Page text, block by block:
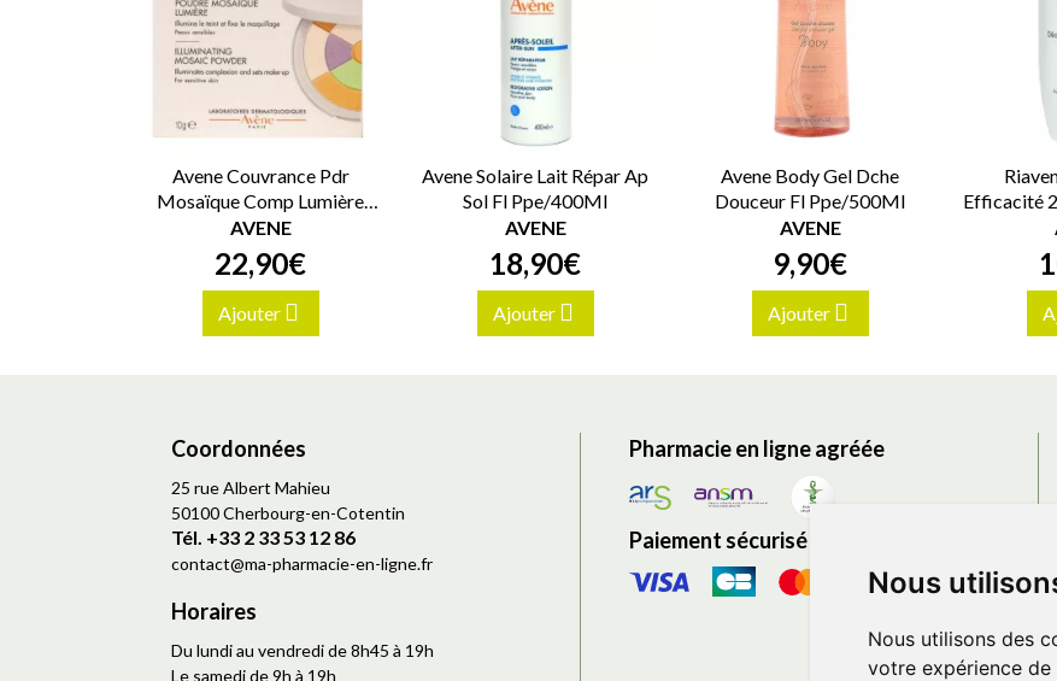
Nous
Nous utilisons des
votre expérience
Avene Couvrance Pdr
Mosaïque Comp Lumière
10G
AVENE
22,90€
Ajouter
Avene Solaire Lait Répar Ap
Sol Fl Ppe/400Ml
AVENE
18,90€
Ajouter
Avene Body Gel Dche
Douceur Fl Ppe/500Ml
AVENE
9,90€
Ajouter
Efficacité
Coordonnées
25 rue Albert Mahieu
50100 Cherbourg-en-Cotentin
Tél. +33 2 33 53 12 86
contact@ma-pharmacie-en-ligne.fr
Horaires
Du lundi au vendredi de 8h45 à 19h
Le samedi de 9h à 19h
Pharmacie en ligne agréée
Paiement sécurisé